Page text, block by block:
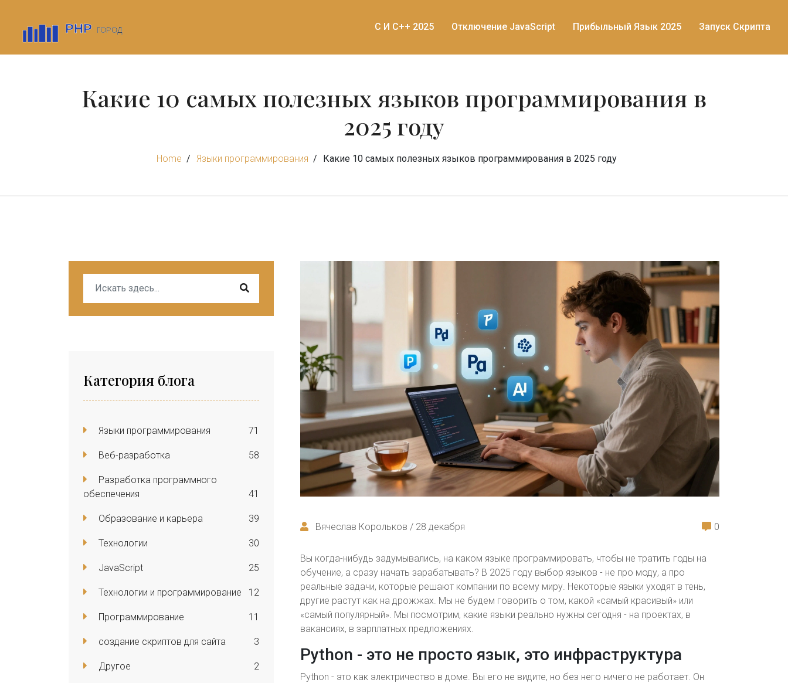
C И C++ 2025 Отключение JavaScript Прибыльный Язык 2025 Запуск Скрипта
Какие 10 самых полезных языков программирования в
2025 году
Home Языки программирования Какие 10 самых полезных языков программирования в 2025 году
Категория блога
Языки программирования 71
Веб-разработка 58
Разработка программного
обеспечения
41
Образование и карьера 39
Технологии 30
JavaScript 25
Технологии и программирование 12
Программирование 11
создание скриптов для сайта 3
Другое 2
Вячеслав Корольков / 28 декабря 0
Вы когда-нибудь задумывались, на каком языке программировать, чтобы не тратить годы на
обучение, а сразу начать зарабатывать? В 2025 году выбор языков - не про моду, а про
реальные задачи, которые решают компании по всему миру. Некоторые языки уходят в тень,
другие растут как на дрожжах. Мы не будем говорить о том, какой «самый красивый» или
«самый популярный». Мы посмотрим, какие языки реально нужны сегодня - на проектах, в
вакансиях, в зарплатных предложениях.
Python - это не просто язык, это инфраструктура
Python - это как электричество в доме. Вы его не видите, но без него ничего не работает. Он